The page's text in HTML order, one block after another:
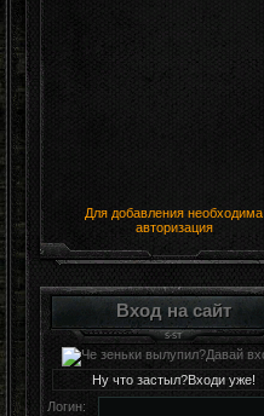
Для добавления необходима
авторизация
Вход на сайт
Ну что застыл?Входи уже!
Логин: